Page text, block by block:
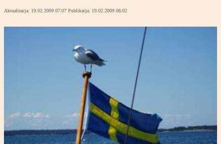
Aktualizacja: 19.02.2009 07:07 Publikacja: 19.02.2009 06:02